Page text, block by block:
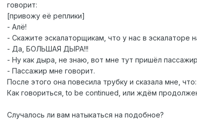
говорит:
[привожу её реплики]
- Алё!
- Скажите эскалаторщикам, что у нас в эскалаторе
- Да, БОЛЬШАЯ ДЫРА!!!
- Ну как дыра, не знаю, вот мне тут пришёл
- Пассажир мне говорит.
После этого она повесила трубку и сказала мне,
Как говориться, to be continued, или ждём
Случалось ли вам натыкаться на подобное?